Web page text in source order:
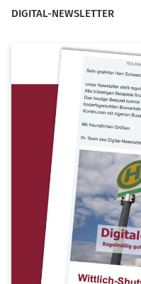
DIGITAL-NEWSLETTER